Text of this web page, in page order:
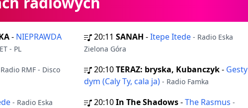
- NIEPRAWDA
- PL
20:11 SANAH -Itepe Itede - Radio Eska
Zielona Góra
RMF - Disco
20:10TERAZ: bryska, Kubanczyk- Gesty
dym (Caly Ty, cala ja) - Radio Famka
- Radio Eska
20:10In The Shadows-The Rasmus -